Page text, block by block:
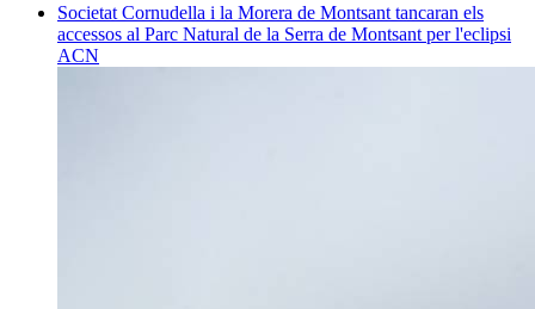
Societat Cornudella i la Morera de Montsant tancaran els
accessos al Parc Natural de la Serra de Montsant per l'eclipsi
ACN